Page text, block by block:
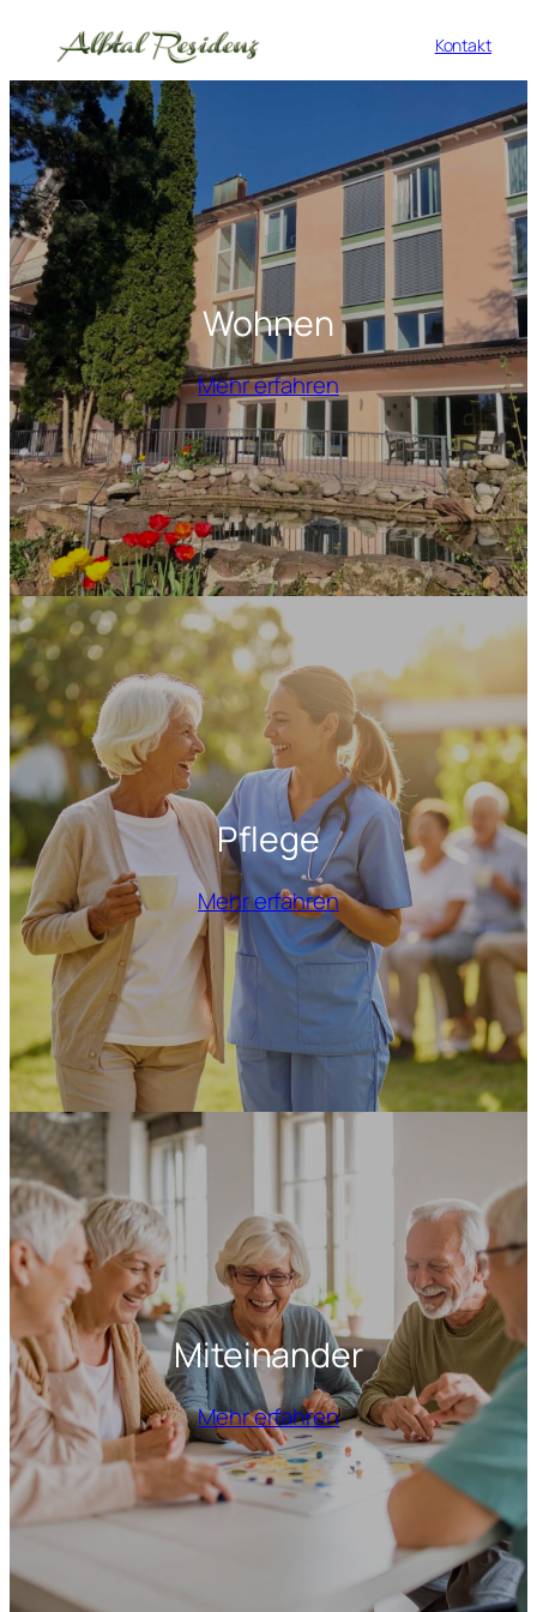
Kontakt
Wohnen
Mehr erfahren
Pflege
Mehr erfahren
Miteinander
Mehr erfahren